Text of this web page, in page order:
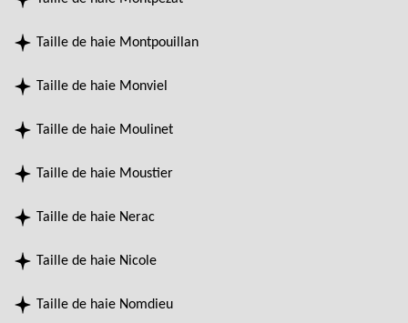
Taille de haie Montpouillan
Taille de haie Monviel
Taille de haie Moulinet
Taille de haie Moustier
Taille de haie Nerac
Taille de haie Nicole
Taille de haie Nomdieu